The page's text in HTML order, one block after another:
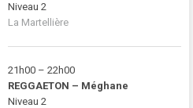
Niveau 2
La Martellière
21h00 – 22h00
REGGAETON – Méghane
Niveau 2